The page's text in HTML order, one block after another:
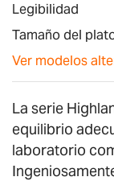
Legibilidad
Tamaño del
Ver modelos
La serie
equilibrio
laboratorio